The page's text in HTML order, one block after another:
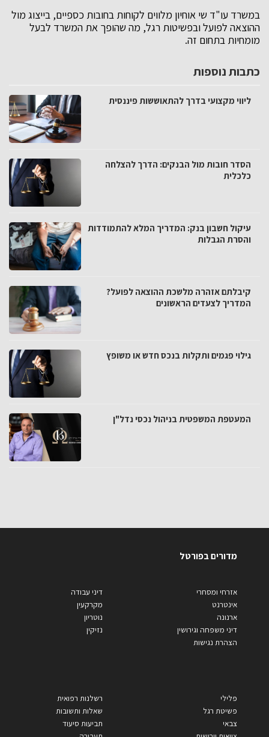
במשרד עו"ד שי אוחיון מלווים לקוחות בחובות כספיים, בייצוג מול
ההוצאה לפועל ובפשיטות רגל, מה שהופך את המשרד לבעל
מומחיות בתחום זה.
כתבות נוספות
ליווי מקצועי בדרך להתאוששות פיננסית
הסדר חובות מול הבנקים: הדרך להצלחה
כלכלית
עיקול חשבון בנק: המדריך המלא להתמודדות
והסרת הגבלות
קיבלתם אזהרה מלשכת ההוצאה לפועל?
המדריך לצעדים הראשונים
גילוי פגמים ותקלות בנכס חדש או משופץ
המעטפת המשפטית בניהול נכסי נדל"ן
מדורים בפורטל
אזרחי ומסחרי
אינטרנט
ארנונה
דיני משפחה וגירושין
הצהרת נגישות
דיני עבודה
מקרקעין
נוטריון
נזיקין
פלילי
פשיטת רגל
צבאי
רשלנות רפואית
שאלות ותשובות
תביעות סיעוד